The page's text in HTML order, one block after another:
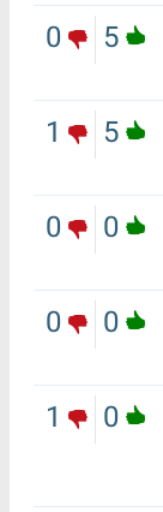
5
0
5
1
0
0
0
0
0
1